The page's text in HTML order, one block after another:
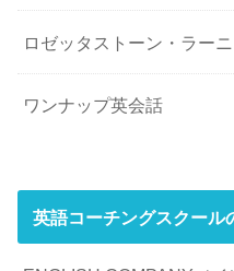
ロゼッタストーン・ラー
ワンナップ英会話
英語コーチングスクール